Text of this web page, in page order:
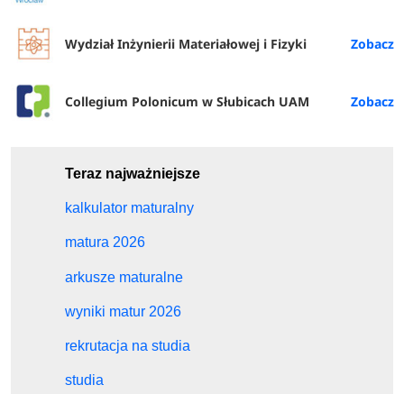
Wydział Inżynierii Materiałowej i Fizyki
Collegium Polonicum w Słubicach UAM
Teraz najważniejsze
kalkulator maturalny
matura 2026
arkusze maturalne
wyniki matur 2026
rekrutacja na studia
studia